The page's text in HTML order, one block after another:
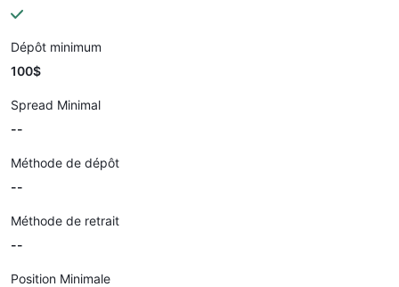
Dépôt minimum
100$
Spread Minimal
--
Méthode de dépôt
--
Méthode de retrait
--
Position Minimale